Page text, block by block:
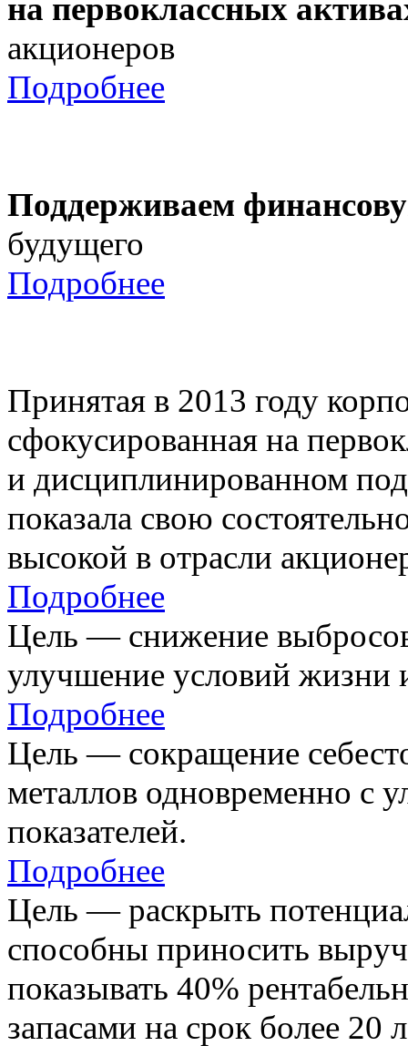
на первоклассных
акционеров
Подробнее
Поддерживаем
будущего
Подробнее
Принятая в 2013 году
сфокусированная на
и дисциплинированном
показала свою
высокой в отрасли
Подробнее
Цель — снижение
улучшение условий жизни
Подробнее
Цель — сокращение
металлов одновременно с
показателей.
Подробнее
Цель — раскрыть
способны приносить
показывать 40%
запасами на срок более 20